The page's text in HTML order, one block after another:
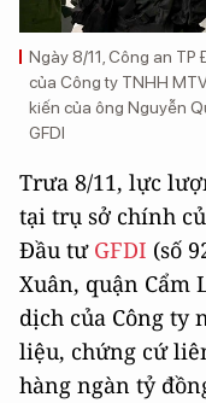
Ngày 8/11, Công an
của Công ty TNHH
kiến của ông Nguyễn
GFDI
Trưa 8/11, lực
tại trụ sở chính
Đầu tư GFDI (số
Xuân, quận Cẩm
dịch của Công ty
liệu, chứng cứ
hàng ngàn tỷ